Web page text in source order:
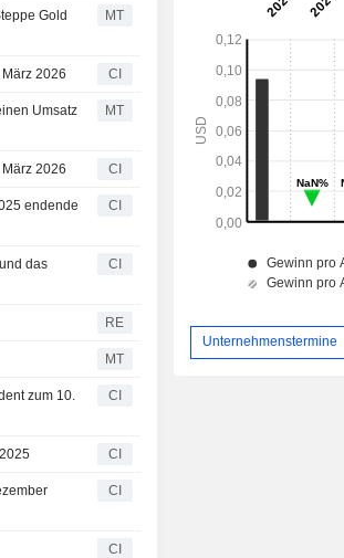
Gold
MT
2026 CI
Umsatz
MT
2026 CI
endende
CI
das
CI
RE
MT
zum 10.
CI
CI
CI
CI
Unternehmenstermine